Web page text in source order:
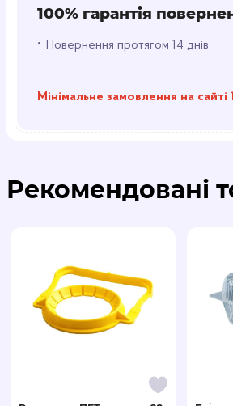
100% гарантія
• Повернення протягом 14 днів
Мінімальне замовлення на сайті
Рекомендовані